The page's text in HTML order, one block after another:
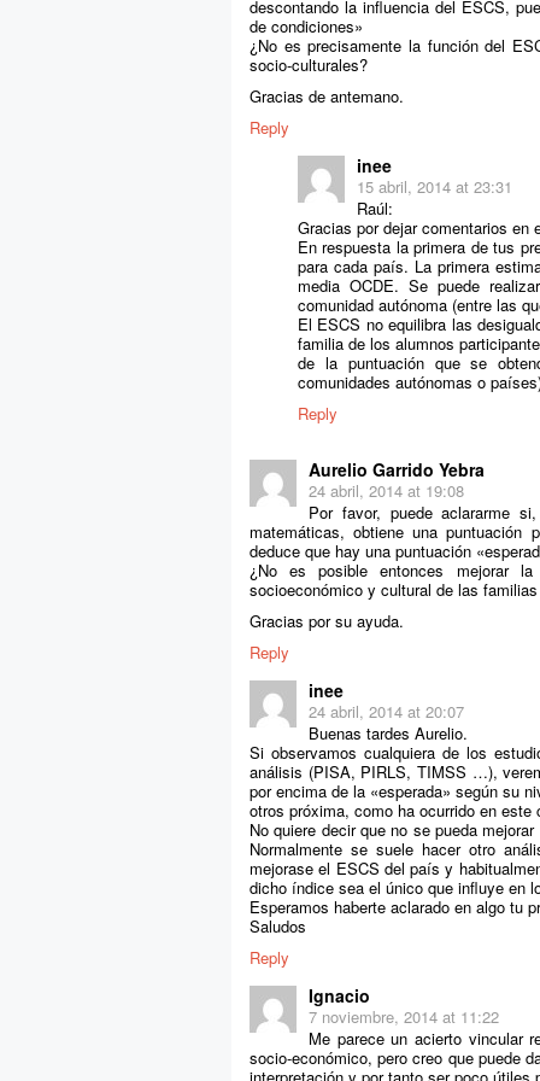
descontando la influencia del ESCS,
de condiciones»
¿No es precisamente la función del
socio-culturales?
Gracias de antemano.
Reply
inee
15 abril, 2014 at 23:31
Raúl:
Gracias por dejar comentarios en
En respuesta la primera de tus
para cada país. La primera
media OCDE. Se puede
comunidad autónoma (entre las
El ESCS no equilibra las
familia de los alumnos
de la puntuación que se
comunidades autónomas o
Reply
Aurelio Garrido Yebra
24 abril, 2014 at 19:08
Por favor, puede aclararme
matemáticas, obtiene una
deduce que hay una puntuación
¿No es posible entonces mejorar
socioeconómico y cultural de las
Gracias por su ayuda.
Reply
inee
24 abril, 2014 at 20:07
Buenas tardes Aurelio.
Si observamos cualquiera de los
análisis (PISA, PIRLS, TIMSS …),
por encima de la «esperada» según su
otros próxima, como ha ocurrido en este
No quiere decir que no se pueda
Normalmente se suele hacer otro
mejorase el ESCS del país y
dicho índice sea el único que influye en
Esperamos haberte aclarado en algo tu
Saludos
Reply
Ignacio
7 noviembre, 2014 at 11:22
Me parece un acierto vincular
socio-económico, pero creo que puede
interpretación y por tanto ser poco útiles